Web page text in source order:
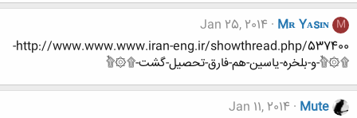
M
Mʀ Yᴀsɪɴ
Jan 25, 2014
http://www.www.www.iran-eng.ir/showthread.php/537400-
۩۞۩ٌ-و-بلخره-یاسین-هم-فارق-تحصیل-گشت-۩۞۩ٌ
Mute
Jan 11, 2014